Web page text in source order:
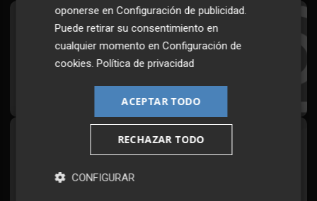
Suscríbete al Boletín
Todos los días a primera hora en tu email
¡Quiero suscribirme!
Síguenos en redes
Plaza Podcast, desde cualquier medio
oponerse enConfiguración de publicidad.
Puede retirar su consentimiento en
cualquier momento enConfiguración de
cookies.Política de privacidad
ACEPTAR TODO
RECHAZAR TODO
CONFIGURAR